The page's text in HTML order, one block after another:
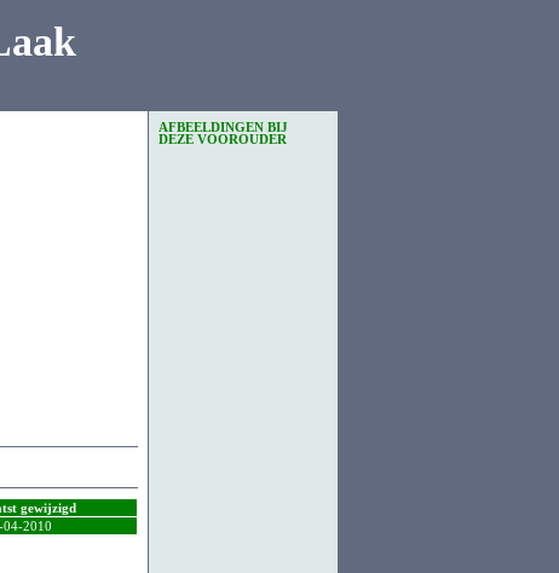
gewijzigd
04-2010
AFBEELDINGEN BIJ
DEZE VOOROUDER